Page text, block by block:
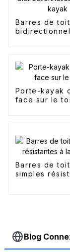
Barres de toit
Porte-kayak
face sur le
Barres de toit
simples
Blog